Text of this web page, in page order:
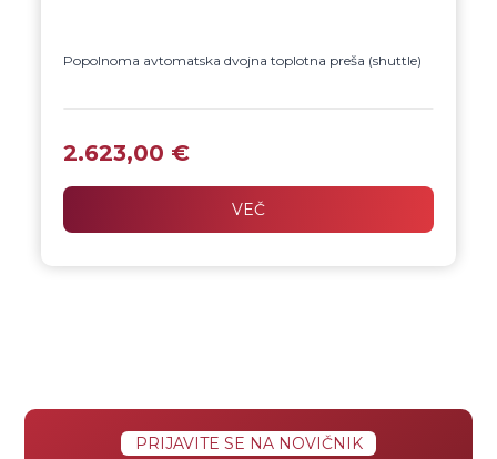
Popolnoma avtomatska dvojna toplotna preša (shuttle)
različne materiale, hkrati pa povečuje produktivnost z
dvema delovnima postajama.
2.623,00 €
VEČ
PRIJAVITE SE NA NOVIČNIK